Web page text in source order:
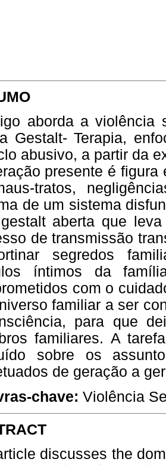
aborda a violência
Gestalt- Terapia,
abusivo, a partir da
presente é
tratos,
de um sistema
aberta que
de transmissão
segredos
íntimos da
com o
familiar a ser
para que
familiares. A
sobre os
de geração a
chave: Violência
discusses the